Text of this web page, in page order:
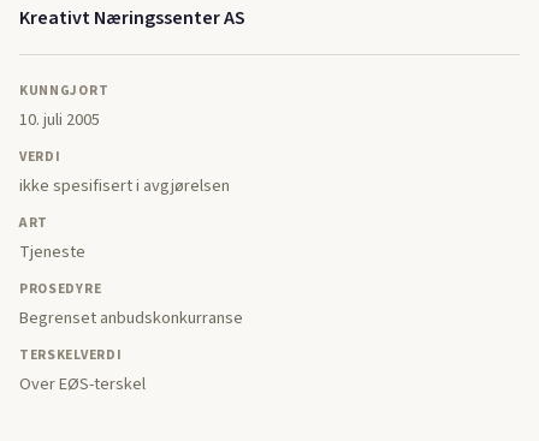
Kreativt Næringssenter AS
KUNNGJORT
10. juli 2005
VERDI
ikke spesifisert i avgjørelsen
ART
Tjeneste
PROSEDYRE
Begrenset anbudskonkurranse
TERSKELVERDI
Over EØS-terskel